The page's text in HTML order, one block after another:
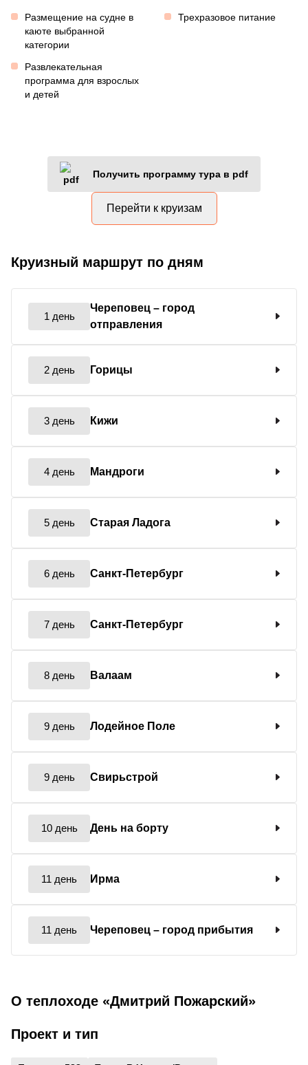
Размещение на судне в
каюте выбранной
категории
Трехразовое питание
Развлекательная
программа для взрослых
и детей
Получить программу тура в pdf
Перейти к круизам
Круизный маршрут по дням
1 день
Череповец – город
отправления
2 день Горицы
3 день Кижи
4 день Мандроги
5 день Старая Ладога
6 день Санкт-Петербург
7 день Санкт-Петербург
8 день Валаам
9 день Лодейное Поле
9 день Свирьстрой
10 день День на борту
11 день Ирма
11 день Череповец – город прибытия
О теплоходе «Дмитрий Пожарский»
Проект и тип